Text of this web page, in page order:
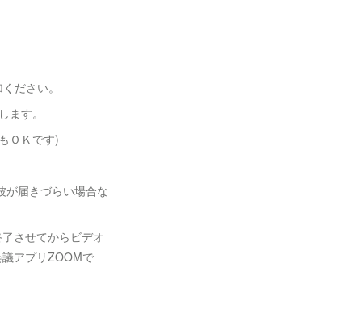
ださい。
す。
ＯＫです)
が届きづらい場合な
させてからビデオ
アプリZOOMで